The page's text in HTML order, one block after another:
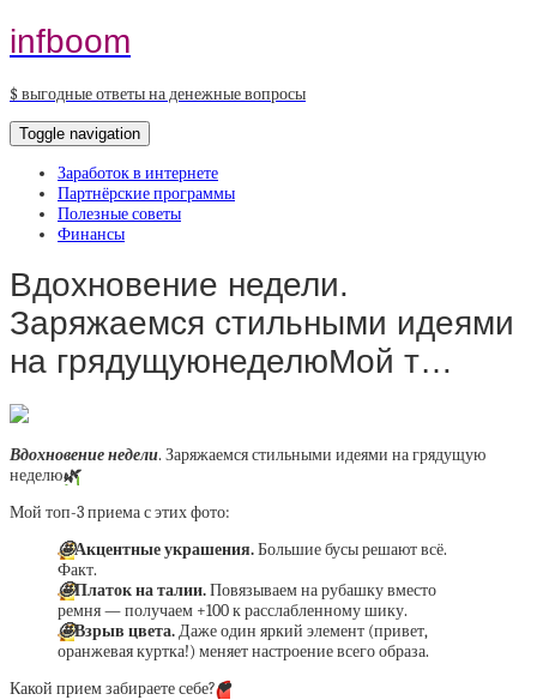
infboom
$ выгодные ответы на денежные вопросы
Toggle navigation
Заработок в интернете
Партнёрские программы
Полезные советы
Финансы
Вдохновение недели.
Заряжаемся стильными идеями
на грядущуюнеделюМой т…
Вдохновение недели. Заряжаемся стильными идеями на грядущую
неделю🌿
Мой топ-3 приема с этих фото:
🤩Акцентные украшения.Большие бусы решают всё.
Факт.
🤩Платок на талии.Повязываем на рубашку вместо
ремня — получаем +100 к расслабленному шику.
🤩Взрыв цвета.Даже один яркий элемент (привет,
оранжевая куртка!) меняет настроение всего образа.
Какой прием забираете себе?❤